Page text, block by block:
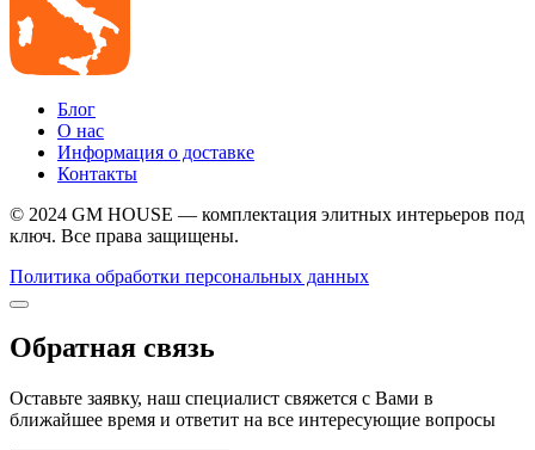
Блог
О нас
Информация о доставке
Контакты
© 2024 GM HOUSE — комплектация элитных интерьеров под
ключ. Все права защищены.
Политика обработки персональных данных
Обратная связь
Оставьте заявку, наш специалист свяжется с Вами в
ближайшее время и ответит на все интересующие вопросы